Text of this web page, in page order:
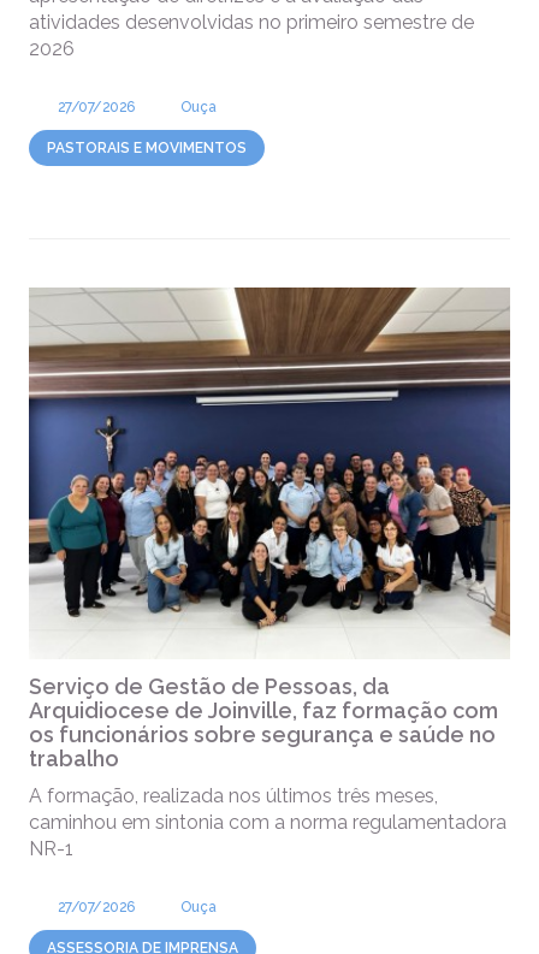
atividades desenvolvidas no primeiro semestre de
2026
27/07/2026 Ouça
PASTORAIS E MOVIMENTOS
Serviço de Gestão de Pessoas, da
Arquidiocese de Joinville, faz formação com
os funcionários sobre segurança e saúde no
trabalho
A formação, realizada nos últimos três meses,
caminhou em sintonia com a norma regulamentadora
NR-1
27/07/2026 Ouça
ASSESSORIA DE IMPRENSA